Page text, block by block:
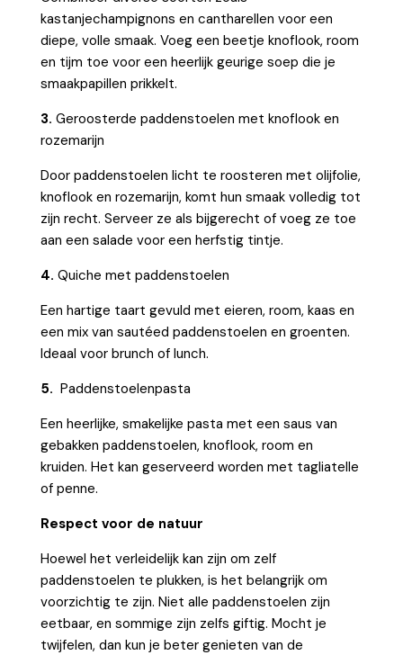
kastanjechampignons en cantharellen voor een
diepe, volle smaak. Voeg een beetje knoflook, room
en tijm toe voor een heerlijk geurige soep die je
smaakpapillen prikkelt.
3. Geroosterde paddenstoelen met knoflook en
rozemarijn
Door paddenstoelen licht te roosteren met olijfolie,
knoflook en rozemarijn, komt hun smaak volledig tot
zijn recht. Serveer ze als bijgerecht of voeg ze toe
aan een salade voor een herfstig tintje.
4. Quiche met paddenstoelen
Een hartige taart gevuld met eieren, room, kaas en
een mix van sautéed paddenstoelen en groenten.
Ideaal voor brunch of lunch.
5. Paddenstoelenpasta
Een heerlijke, smakelijke pasta met een saus van
gebakken paddenstoelen, knoflook, room en
kruiden. Het kan geserveerd worden met tagliatelle
of penne.
Respect voor de natuur
Hoewel het verleidelijk kan zijn om zelf
paddenstoelen te plukken, is het belangrijk om
voorzichtig te zijn. Niet alle paddenstoelen zijn
eetbaar, en sommige zijn zelfs giftig. Mocht je
twijfelen, dan kun je beter genieten van de